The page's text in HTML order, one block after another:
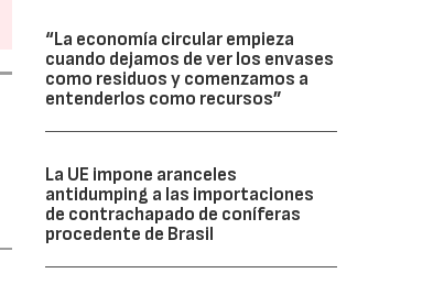
“La economía circular empieza
cuando dejamos de ver los envases
como residuos y comenzamos a
entenderlos como recursos”
La UE impone aranceles
antidumping a las importaciones
de contrachapado de coníferas
procedente de Brasil